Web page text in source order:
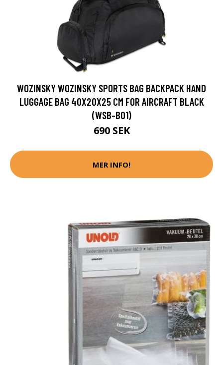
WOZINSKY WOZINSKY SPORTS BAG BACKPACK HAND
LUGGAGE BAG 40X20X25 CM FOR AIRCRAFT BLACK
(WSB-B01)
690 SEK
MER INFO!